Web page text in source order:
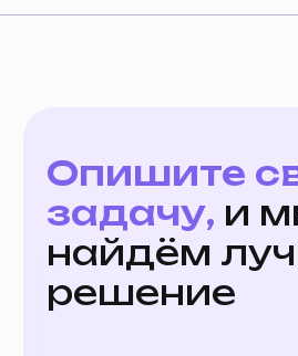
Политика конфиденциальности
Согласие на обработку
персональных данных
Адрес
190961
г. Санкт-Петербург, 5-я Советская
ул., д. 28, литера А, пом. 1-Н.